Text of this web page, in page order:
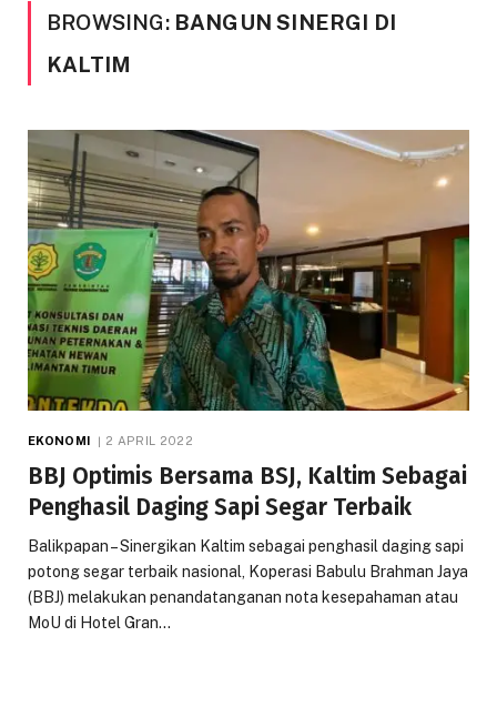
BROWSING: BANGUN SINERGI DI
KALTIM
EKONOMI 2 APRIL 2022
BBJ Optimis Bersama BSJ, Kaltim Sebagai
Penghasil Daging Sapi Segar Terbaik
Balikpapan – Sinergikan Kaltim sebagai penghasil daging sapi
potong segar terbaik nasional, Koperasi Babulu Brahman Jaya
(BBJ) melakukan penandatanganan nota kesepahaman atau
MoU di Hotel Gran…